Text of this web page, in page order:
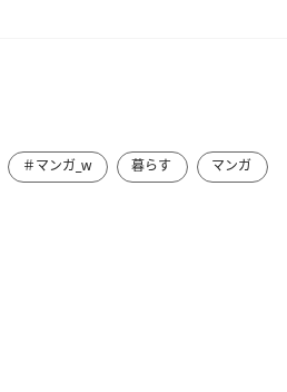
＃マンガ_w 暮らす マンガ